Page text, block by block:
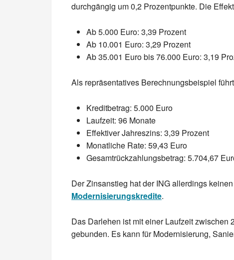
durchgängig um 0,2 Prozentpunkte. Die
Ab 5.000 Euro: 3,39 Prozent
Ab 10.001 Euro: 3,29 Prozent
Ab 35.001 Euro bis 76.000 Euro: 3,19
Als repräsentatives Berechnungsbeispiel
Kreditbetrag: 5.000 Euro
Laufzeit: 96 Monate
Effektiver Jahreszins: 3,39 Prozent
Monatliche Rate: 59,43 Euro
Gesamtrückzahlungsbetrag: 5.704,67
Der Zinsanstieg hat der ING allerdings
Modernisierungskredite.
Das Darlehen ist mit einer Laufzeit
gebunden. Es kann für Modernisierung,